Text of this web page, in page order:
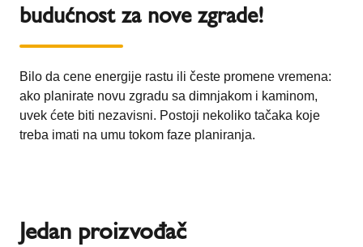
budućnost za nove zgrade!
Bilo da cene energije rastu ili česte promene vremena:
ako planirate novu zgradu sa dimnjakom i kaminom,
uvek ćete biti nezavisni. Postoji nekoliko tačaka koje
treba imati na umu tokom faze planiranja.
Jedan proizvođač